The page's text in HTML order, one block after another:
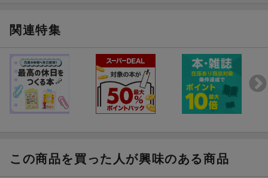
関連特集
この商品を買った人が興味のある商品